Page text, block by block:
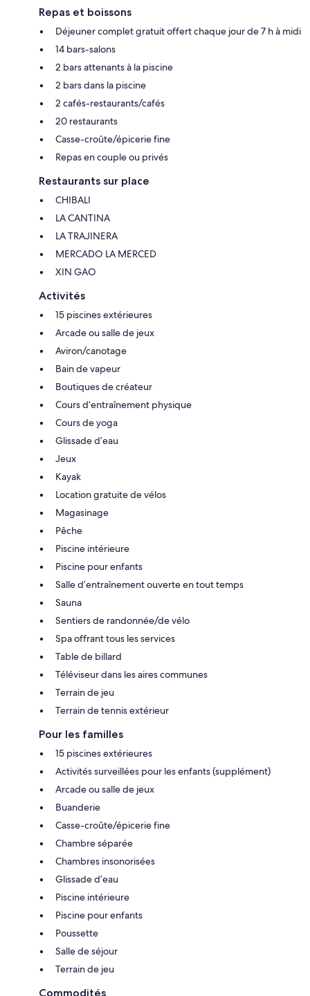
Repas et boissons
Déjeuner complet gratuit offert chaque jour de 7 h à midi
14 bars-salons
2 bars attenants à la piscine
2 bars dans la piscine
2 cafés-restaurants/cafés
20 restaurants
Casse-croûte/épicerie fine
Repas en couple ou privés
Restaurants sur place
CHIBALI
LA CANTINA
LA TRAJINERA
MERCADO LA MERCED
XIN GAO
Activités
15 piscines extérieures
Arcade ou salle de jeux
Aviron/canotage
Bain de vapeur
Boutiques de créateur
Cours d’entraînement physique
Cours de yoga
Glissade d’eau
Jeux
Kayak
Location gratuite de vélos
Magasinage
Pêche
Piscine intérieure
Piscine pour enfants
Salle d’entraînement ouverte en tout temps
Sauna
Sentiers de randonnée/de vélo
Spa offrant tous les services
Table de billard
Téléviseur dans les aires communes
Terrain de jeu
Terrain de tennis extérieur
Pour les familles
15 piscines extérieures
Activités surveillées pour les enfants (supplément)
Arcade ou salle de jeux
Buanderie
Casse-croûte/épicerie fine
Chambre séparée
Chambres insonorisées
Glissade d’eau
Piscine intérieure
Piscine pour enfants
Poussette
Salle de séjour
Terrain de jeu
Commodités